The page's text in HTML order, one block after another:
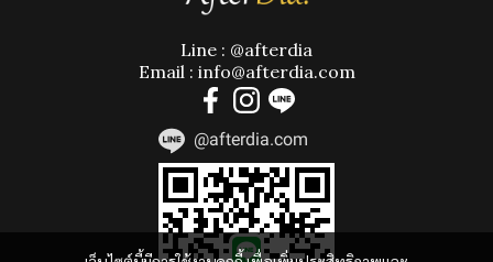
Line : @afterdia
Email : info@afterdia.com
@afterdia.com